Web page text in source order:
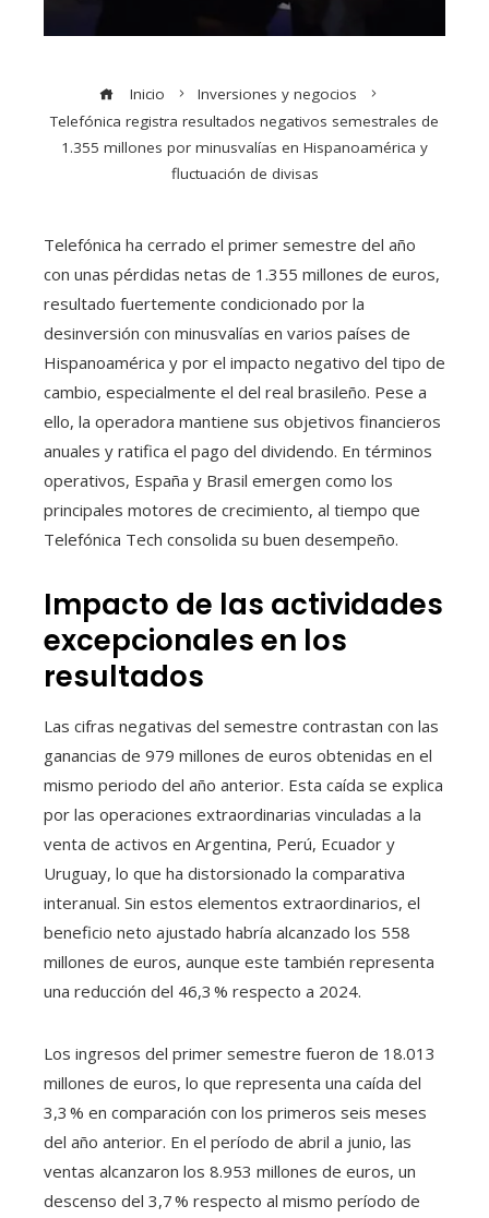
Inicio
Inversiones y negocios
Telefónica registra resultados negativos semestrales de
1.355 millones por minusvalías en Hispanoamérica y
fluctuación de divisas
Telefónica ha cerrado el primer semestre del año
con unas pérdidas netas de 1.355 millones de euros,
resultado fuertemente condicionado por la
desinversión con minusvalías en varios países de
Hispanoamérica y por el impacto negativo del tipo de
cambio, especialmente el del real brasileño. Pese a
ello, la operadora mantiene sus objetivos financieros
anuales y ratifica el pago del dividendo. En términos
operativos, España y Brasil emergen como los
principales motores de crecimiento, al tiempo que
Telefónica Tech consolida su buen desempeño.
Impacto de las actividades
excepcionales en los
resultados
Las cifras negativas del semestre contrastan con las
ganancias de 979 millones de euros obtenidas en el
mismo periodo del año anterior. Esta caída se explica
por las operaciones extraordinarias vinculadas a la
venta de activos en Argentina, Perú, Ecuador y
Uruguay, lo que ha distorsionado la comparativa
interanual. Sin estos elementos extraordinarios, el
beneficio neto ajustado habría alcanzado los 558
millones de euros, aunque este también representa
una reducción del 46,3 % respecto a 2024.
Los ingresos del primer semestre fueron de 18.013
millones de euros, lo que representa una caída del
3,3 % en comparación con los primeros seis meses
del año anterior. En el período de abril a junio, las
ventas alcanzaron los 8.953 millones de euros, un
descenso del 3,7 % respecto al mismo período de